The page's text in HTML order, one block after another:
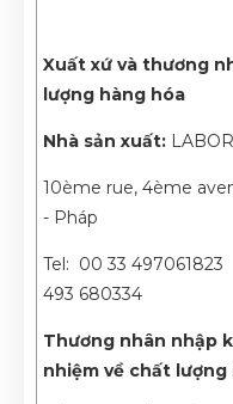
Xuất xứ và thương
lượng hàng hóa
Nhà sản xuất:
10ème rue, 4ème
- Pháp
Tel: 00 33
493 680334
Thương nhân nhập
nhiệm về chất lượng